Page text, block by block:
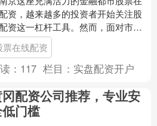
资，越来越多的投资者开始关注股
资这一杠杆工具。然而，面对市场
琅满目的配资公司，许多投资者不
困惑：**南京股票配资....
票在线配资
： 117 栏目： 实盘配资开户
配资公司推荐，专业安
门槛